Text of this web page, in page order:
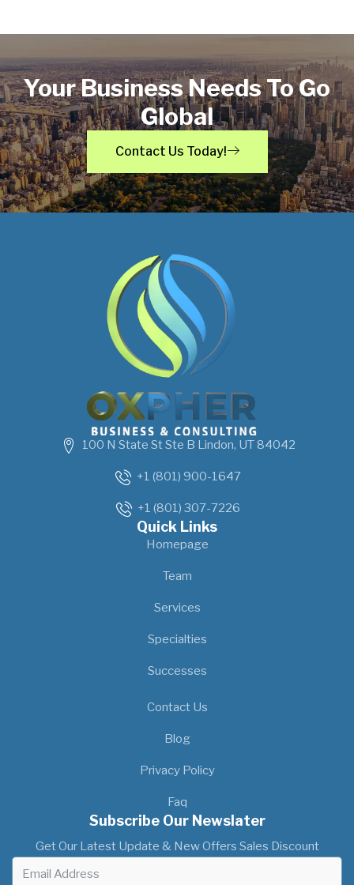
Your Business Needs To Go
Global
Contact Us Today!
100 N State St Ste B Lindon, UT 84042
+1 (801) 900-1647
+1 (801) 307-7226
Quick Links
Homepage
Team
Services
Specialties
Successes
Contact Us
Blog
Privacy Policy
Faq
Subscribe Our Newslater
Get Our Latest Update & New Offers Sales Discount